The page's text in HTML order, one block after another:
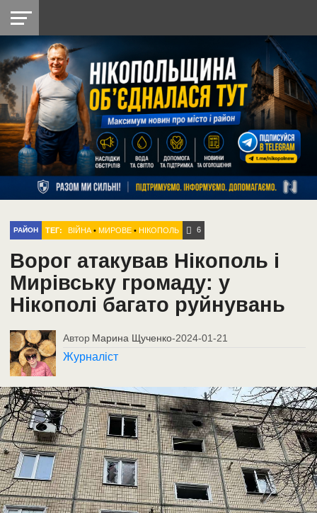
НІКОПОЛЬ
РАЙОН
СІЧЕСЛАВСЬКА
УКРАЇНА
РЕТРО
НІКОПОЛЬ
ЛАЙТ
УКРАЇНА
ДОПОМОГА
РАДІО
РАЙОН ТЕГ: ВІЙНА •МИРОВЕ •НІКОПОЛЬ 6
Ворог атакував Нікополь і
Мирівську громаду: у
Нікополі багато руйнувань
Автор Марина Щученко-2024-01-21
Журналіст